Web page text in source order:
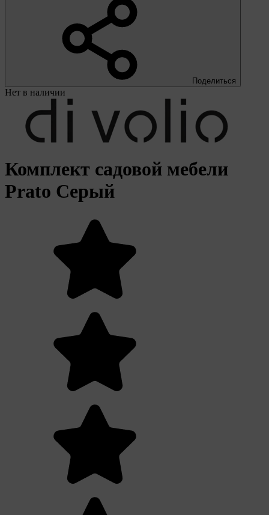
Поделиться
Нет в наличии
Комплект садовой мебели
Prato Серый